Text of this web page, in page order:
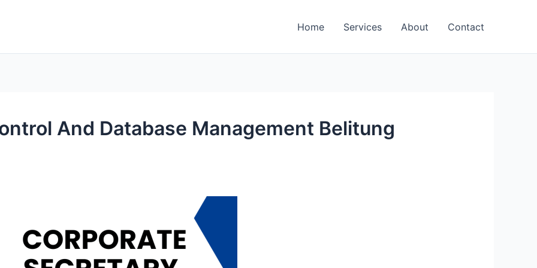
Home Services About Contact
And Database Management Belitung